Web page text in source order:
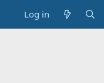
Log in